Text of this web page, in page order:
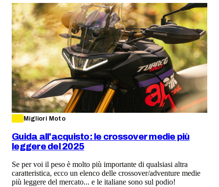
Migliori Moto
Guida all'acquisto: le crossover medie più
leggere del 2025
Se per voi il peso è molto più importante di qualsiasi altra
caratteristica, ecco un elenco delle crossover/adventure medie
più leggere del mercato... e le italiane sono sul podio!